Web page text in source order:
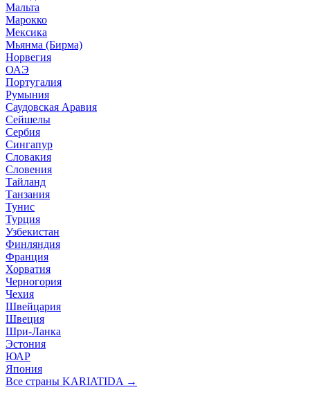
Мальта
Марокко
Мексика
Мьянма (Бирма)
Норвегия
ОАЭ
Португалия
Румыния
Саудовская Аравия
Сейшелы
Сербия
Сингапур
Словакия
Словения
Тайланд
Танзания
Тунис
Турция
Узбекистан
Финляндия
Франция
Хорватия
Черногория
Чехия
Швейцария
Швеция
Шри-Ланка
Эстония
ЮАР
Япония
Все страны KARIATIDA →